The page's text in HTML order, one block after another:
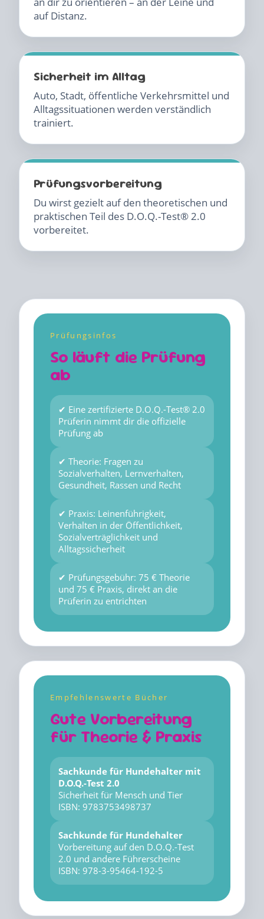
auf Distanz.
Sicherheit im Alltag
Auto, Stadt, öffentliche Verkehrsmittel und
Alltagssituationen werden verständlich
trainiert.
Prüfungsvorbereitung
Du wirst gezielt auf den theoretischen und
praktischen Teil des D.O.Q.-Test® 2.0
vorbereitet.
Prüfungsinfos
So läuft die Prüfung
ab
✔ Eine zertifizierte D.O.Q.-Test® 2.0
Prüferin nimmt dir die offizielle
Prüfung ab
✔ Theorie: Fragen zu
Sozialverhalten, Lernverhalten,
Gesundheit, Rassen und Recht
✔ Praxis: Leinenführigkeit,
Verhalten in der Öffentlichkeit,
Sozialverträglichkeit und
Alltagssicherheit
✔ Prüfungsgebühr: 75 € Theorie
und 75 € Praxis, direkt an die
Prüferin zu entrichten
Empfehlenswerte Bücher
Gute Vorbereitung
für Theorie & Praxis
Sachkunde für Hundehalter mit
D.O.Q.-Test 2.0
Sicherheit für Mensch und Tier
ISBN: 9783753498737
Sachkunde für Hundehalter
Vorbereitung auf den D.O.Q.-Test
2.0 und andere Führerscheine
ISBN: 978-3-95464-192-5